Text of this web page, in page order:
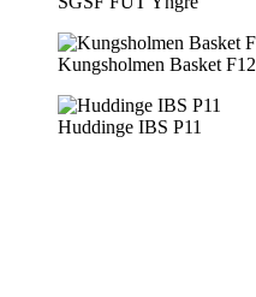
Kungsholmen Basket F12​
Huddinge IBS P11